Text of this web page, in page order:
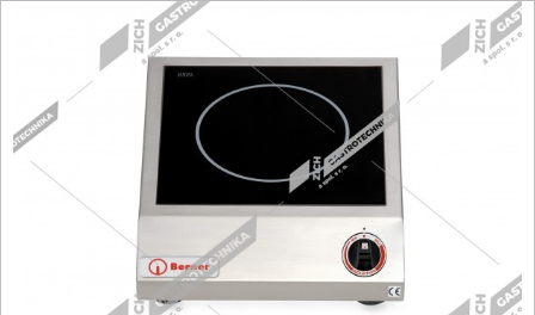
Fritézy
Pánve
Gastronádoby
PIZZA technologie
Grilovací desky - Grily